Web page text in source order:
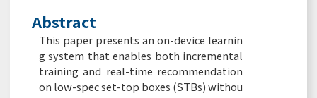
Abstract
This paper presents an on-device learnin
g system that enables both incremental
training and real-time recommendation
on low-spec set-top boxes (STBs) withou